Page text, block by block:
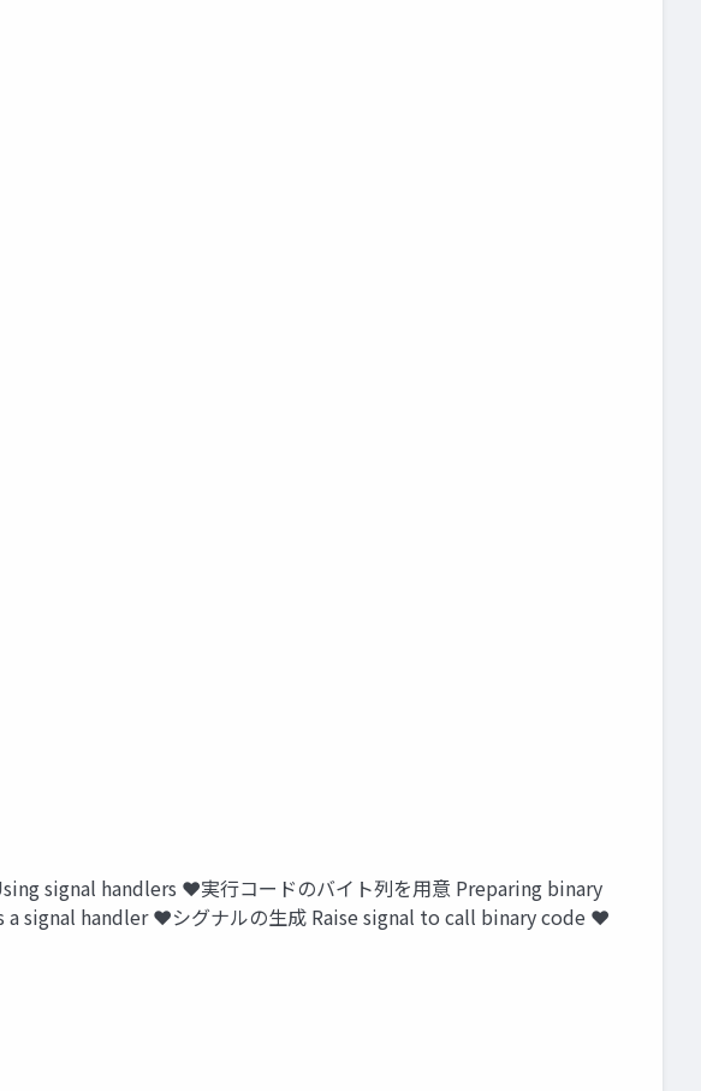
signal handlers ❤実行コードのバイト列を用意 Preparing binary
signal handler ❤シグナルの生成 Raise signal to call binary code ❤